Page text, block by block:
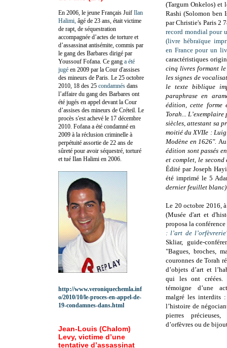
(Targum Onkelos) et
Rashi (Solomon ben
par Christie's Paris 2
record mondial pour
(livre hébraïque
en France pour un
caractéristiques
cinq livres formant
les signes de
le texte biblique
paraphrase en
édition, cette forme
Torah...
siècles, attestant sa
moitié du XVIIe :
Modène en 1626".
édition sont passés
et complet, le
Édité par Joseph
été imprimé le 5
dernier feuillet
Le 20 octobre 2016,
(Musée d'art et
proposa la
: l’art de l’orfèvrerie
Skliar, guide-
"Bagues, broches,
couronnes de Torah
d’objets d’art et
qui les ont créées.
témoigne d’une
malgré les interdits
l’histoire de
pierres précieuses,
d’orfèvres ou de
En 2006, le jeune Français Juif Ilan
Halimi, âgé de 23 ans, était victime
de rapt, de séquestration
accompagnée d’actes de torture et
d’assassinat antisémite, commis par
le gang des Barbares dirigé par
Youssouf Fofana. Ce gang a été
jugé en 2009 par la Cour d'assises
des mineurs de Paris. Le 25 octobre
2010, 18 des 25 condamnés dans
l’affaire du gang des Barbares ont
été jugés en appel devant la Cour
d’assises des mineurs de Créteil. Le
procès s'est achevé le 17 décembre
2010. Fofana a été condamné en
2009 à la réclusion criminelle à
perpétuité assortie de 22 ans de
sûreté pour avoir séquestré, torturé
et tué Ilan Halimi en 2006.
http://www.veroniquechemla.inf
o/2010/10/le-proces-en-appel-de-
19-condamnes-dans.html
Jean-Louis (Chalom)
Levy, victime d’une
tentative d’assassinat